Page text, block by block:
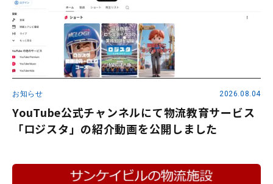
お知らせ 2026.08.04
YouTube公式チャンネルにて物流教育サービス
「ロジスタ」の紹介動画を公開しました